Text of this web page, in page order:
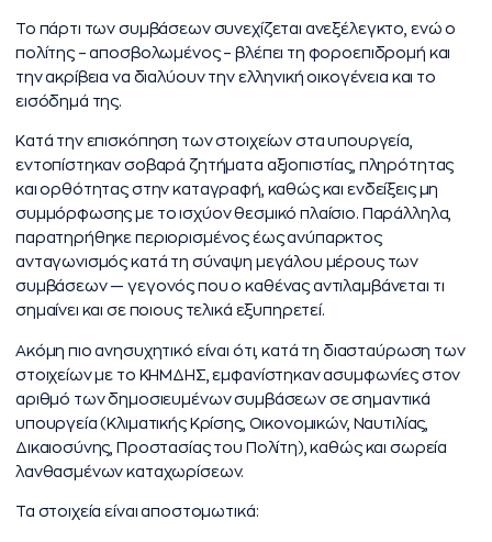
Το πάρτι των συμβάσεων συνεχίζεται ανεξέλεγκτο, ενώ ο
πολίτης – αποσβολωμένος – βλέπει τη φοροεπιδρομή και
την ακρίβεια να διαλύουν την ελληνική οικογένεια και το
εισόδημά της.
Κατά την επισκόπηση των στοιχείων στα υπουργεία,
εντοπίστηκαν σοβαρά ζητήματα αξιοπιστίας, πληρότητας
και ορθότητας στην καταγραφή, καθώς και ενδείξεις μη
συμμόρφωσης με το ισχύον θεσμικό πλαίσιο. Παράλληλα,
παρατηρήθηκε περιορισμένος έως ανύπαρκτος
ανταγωνισμός κατά τη σύναψη μεγάλου μέρους των
συμβάσεων — γεγονός που ο καθένας αντιλαμβάνεται τι
σημαίνει και σε ποιους τελικά εξυπηρετεί.
Ακόμη πιο ανησυχητικό είναι ότι, κατά τη διασταύρωση των
στοιχείων με το ΚΗΜΔΗΣ, εμφανίστηκαν ασυμφωνίες στον
αριθμό των δημοσιευμένων συμβάσεων σε σημαντικά
υπουργεία (Κλιματικής Κρίσης, Οικονομικών, Ναυτιλίας,
Δικαιοσύνης, Προστασίας του Πολίτη), καθώς και σωρεία
λανθασμένων καταχωρίσεων.
Τα στοιχεία είναι αποστομωτικά: